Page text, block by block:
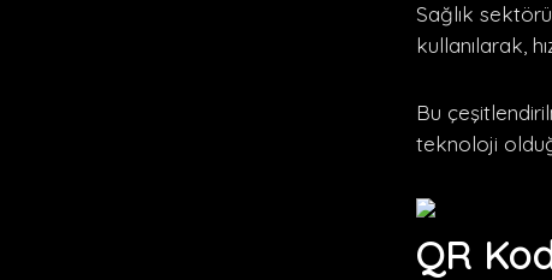
Sağlık
kullanılarak,
Bu
teknoloji
QR